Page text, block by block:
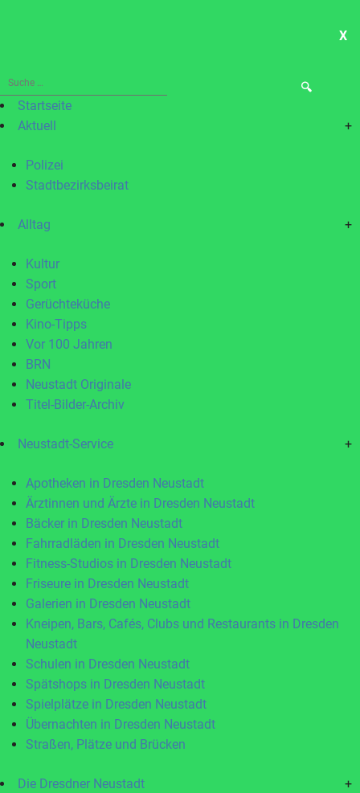
X
Suche
nach:Startseite
Aktuell
+
Polizei
Stadtbezirksbeirat
Alltag +
Kultur
Sport
Gerüchteküche
Kino-Tipps
Vor 100 Jahren
BRN
Neustadt Originale
Titel-Bilder-Archiv
Neustadt-Service +
Apotheken in Dresden Neustadt
Ärztinnen und Ärzte in Dresden Neustadt
Bäcker in Dresden Neustadt
Fahrradläden in Dresden Neustadt
Fitness-Studios in Dresden Neustadt
Friseure in Dresden Neustadt
Galerien in Dresden Neustadt
Kneipen, Bars, Cafés, Clubs und Restaurants in Dresden
Neustadt
Schulen in Dresden Neustadt
Spätshops in Dresden Neustadt
Spielplätze in Dresden Neustadt
Übernachten in Dresden Neustadt
Straßen, Plätze und Brücken
Die Dresdner Neustadt +